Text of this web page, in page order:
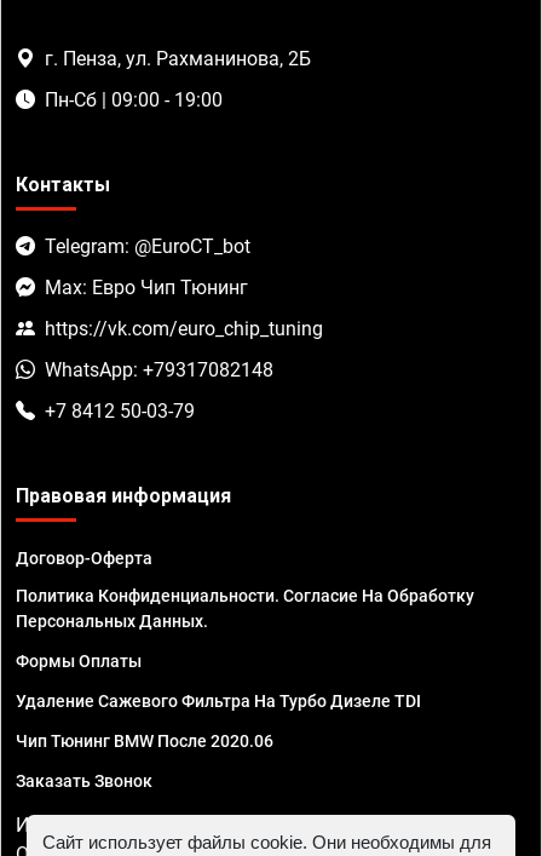
г. Пенза, ул. Рахманинова, 2Б
Пн-Сб | 09:00 - 19:00
Контакты
Telegram: @EuroCT_bot
Max: Евро Чип Тюнинг
https://vk.com/euro_chip_tuning
WhatsApp: +79317082148
+7 8412 50-03-79
Правовая информация
Договор-Оферта
Политика Конфиденциальности. Согласие На Обработку
Персональных Данных.
Формы Оплаты
Удаление Сажевого Фильтра На Турбо Дизеле TDI
Чип Тюнинг BMW После 2020.06
Заказать Звонок
ИП Смирнов Георгий Павлович. ИНН 781302555843,
Сайт использует файлы cookie. Они необходимы для